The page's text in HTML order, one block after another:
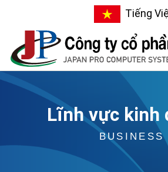
Tiếng
Lĩnh vực kinh
BUSINESS